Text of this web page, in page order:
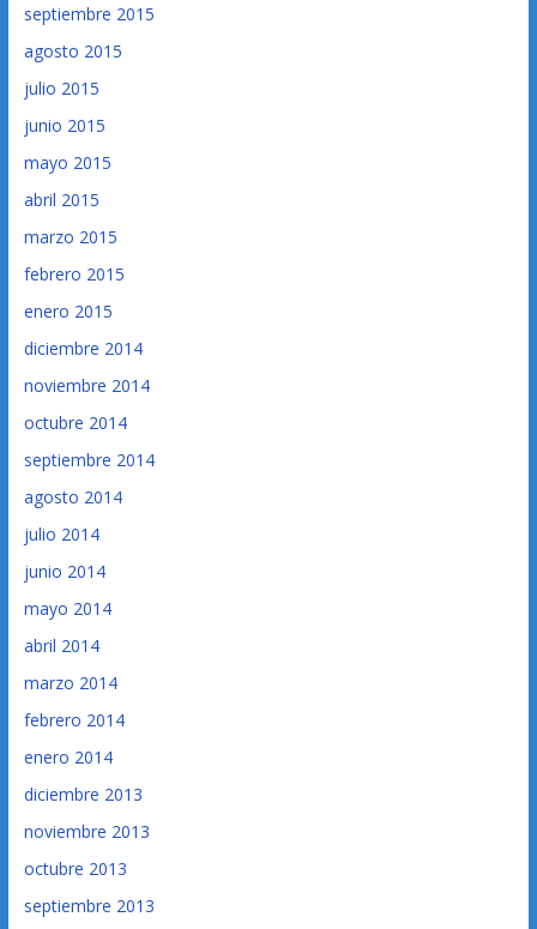
septiembre 2015
agosto 2015
julio 2015
junio 2015
mayo 2015
abril 2015
marzo 2015
febrero 2015
enero 2015
diciembre 2014
noviembre 2014
octubre 2014
septiembre 2014
agosto 2014
julio 2014
junio 2014
mayo 2014
abril 2014
marzo 2014
febrero 2014
enero 2014
diciembre 2013
noviembre 2013
octubre 2013
septiembre 2013